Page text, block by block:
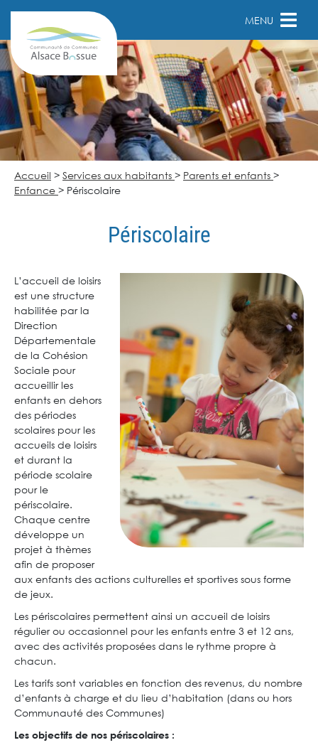
MENU
Accueil > Services aux habitants > Parents et enfants >
Enfance > Périscolaire
Périscolaire
L’accueil de loisirs
est une structure
habilitée par la
Direction
Départementale
de la Cohésion
Sociale pour
accueillir les
enfants en dehors
des périodes
scolaires pour les
accueils de loisirs
et durant la
période scolaire
pour le
périscolaire.
Chaque centre
développe un
projet à thèmes
afin de proposer
aux enfants des actions culturelles et sportives sous forme
de jeux.
Les périscolaires permettent ainsi un accueil de loisirs
régulier ou occasionnel pour les enfants entre 3 et 12 ans,
avec des activités proposées dans le rythme propre à
chacun.
Les tarifs sont variables en fonction des revenus, du nombre
d’enfants à charge et du lieu d’habitation (dans ou hors
Communauté des Communes)
Les objectifs de nos périscolaires :